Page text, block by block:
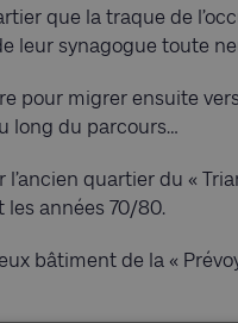
que la traque de
leur synagogue toute
pour migrer ensuite
long du parcours…
quartier du «
les années 70/80.
bâtiment de la «